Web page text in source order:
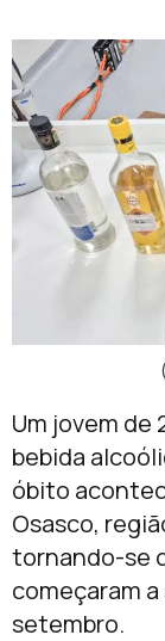
Um jovem de
bebida
óbito
Osasco,
tornando-se
começaram
setembro.